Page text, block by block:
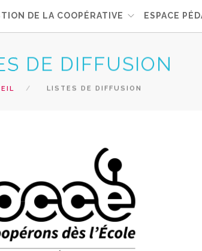
DE LA COOPÉRATIVE ESPACE
DE DIFFUSION
LISTES DE DIFFUSION